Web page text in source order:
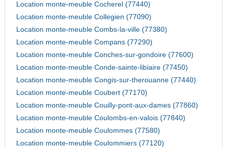
Location monte-meuble Cocherel (77440)
Location monte-meuble Collegien (77090)
Location monte-meuble Combs-la-ville (77380)
Location monte-meuble Compans (77290)
Location monte-meuble Conches-sur-gondoire (77600)
Location monte-meuble Conde-sainte-libiaire (77450)
Location monte-meuble Congis-sur-therouanne (77440)
Location monte-meuble Coubert (77170)
Location monte-meuble Couilly-pont-aux-dames (77860)
Location monte-meuble Coulombs-en-valois (77840)
Location monte-meuble Coulommes (77580)
Location monte-meuble Coulommiers (77120)